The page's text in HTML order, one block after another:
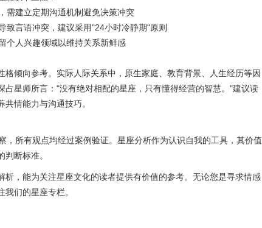
需建立定期沟通机制避免决策冲突
致言语冲突，建议采用"24小时冷静期"原则
个人兴趣领域以维持关系新鲜感
格倾向参考。实际人际关系中，原生家庭、教育背景、人生经历等因
占星师所言："没有绝对相配的星座，只有懂得经营的智慧。"建议读
情能力与沟通技巧。
，所有观点均经过案例验证。星座分析作为认识自我的工具，其价值
断标准。
析，能为关注星座文化的读者提供有价值的参考。无论您是寻求情感
们的星座专栏。